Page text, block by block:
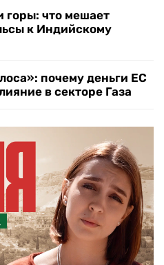
горы: что мешает
к Индийскому
почему деньги ЕС
в секторе Газа